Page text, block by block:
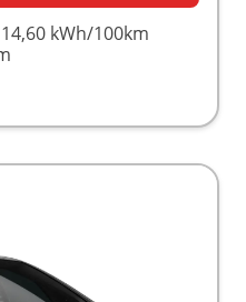
14,60 kWh/100km